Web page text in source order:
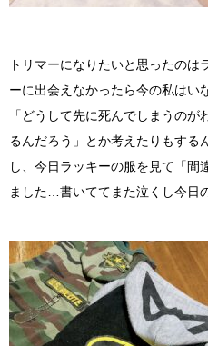
トリマーになりたいと思ったの
ーに出会えなかったら今の私はい
「どうして先に死んでしまうの
るんだろう」とか考えたりもする
し、今日ラッキーの服を見て「間
ました
書いててまた泣くし今日